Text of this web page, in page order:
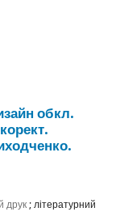
обкл.
друк; літературний